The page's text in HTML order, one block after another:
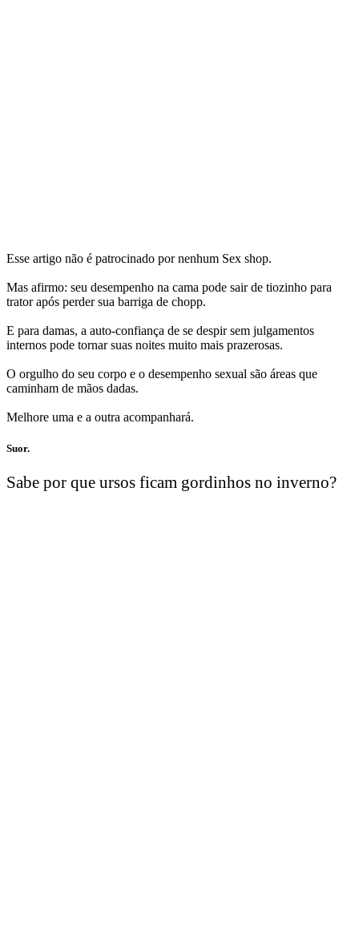
Esse artigo não é patrocinado por nenhum Sex shop.
Mas afirmo: seu desempenho na cama pode sair de tiozinho para
trator após perder sua barriga de chopp.
E para damas, a auto-confiança de se despir sem julgamentos
internos pode tornar suas noites muito mais prazerosas.
O orgulho do seu corpo e o desempenho sexual são áreas que
caminham de mãos dadas.
Melhore uma e a outra acompanhará.
Suor.
Sabe por que ursos ficam gordinhos no inverno?